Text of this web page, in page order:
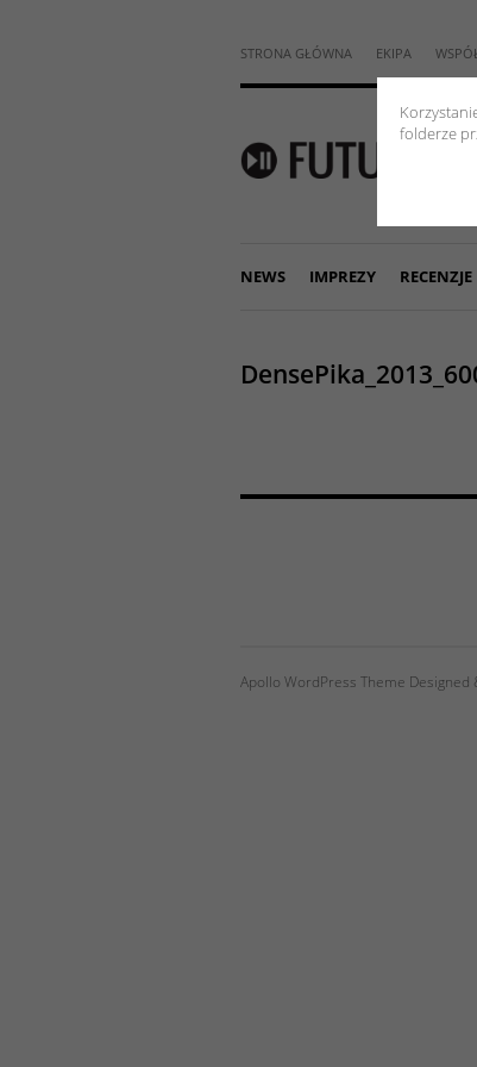
folderze
STRONA GŁÓWNA EKIPA
NEWS IMPREZY RECENZJE
Apollo WordPress Theme